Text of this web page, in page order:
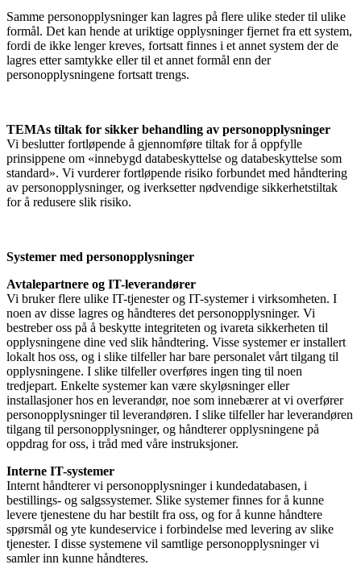
Samme personopplysninger kan lagres på flere ulike steder til ulike
formål. Det kan hende at uriktige opplysninger fjernet fra ett system,
fordi de ikke lenger kreves, fortsatt finnes i et annet system der de
lagres etter samtykke eller til et annet formål enn der
personopplysningene fortsatt trengs.
TEMAs tiltak for sikker behandling av personopplysninger
Vi beslutter fortløpende å gjennomføre tiltak for å oppfylle
prinsippene om «innebygd databeskyttelse og databeskyttelse som
standard». Vi vurderer fortløpende risiko forbundet med håndtering
av personopplysninger, og iverksetter nødvendige sikkerhetstiltak
for å redusere slik risiko.
Systemer med personopplysninger
Avtalepartnere og IT-leverandører
Vi bruker flere ulike IT-tjenester og IT-systemer i virksomheten. I
noen av disse lagres og håndteres det personopplysninger. Vi
bestreber oss på å beskytte integriteten og ivareta sikkerheten til
opplysningene dine ved slik håndtering. Visse systemer er installert
lokalt hos oss, og i slike tilfeller har bare personalet vårt tilgang til
opplysningene. I slike tilfeller overføres ingen ting til noen
tredjepart. Enkelte systemer kan være skyløsninger eller
installasjoner hos en leverandør, noe som innebærer at vi overfører
personopplysninger til leverandøren. I slike tilfeller har leverandøren
tilgang til personopplysninger, og håndterer opplysningene på
oppdrag for oss, i tråd med våre instruksjoner.
Interne IT-systemer
Internt håndterer vi personopplysninger i kundedatabasen, i
bestillings- og salgssystemer. Slike systemer finnes for å kunne
levere tjenestene du har bestilt fra oss, og for å kunne håndtere
spørsmål og yte kundeservice i forbindelse med levering av slike
tjenester. I disse systemene vil samtlige personopplysninger vi
samler inn kunne håndteres.